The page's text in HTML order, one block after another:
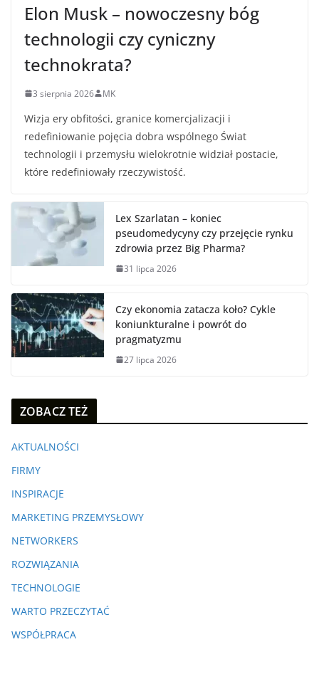
Elon Musk – nowoczesny bóg
technologii czy cyniczny
technokrata?
3 sierpnia 2026 MK
Wizja ery obfitości, granice komercjalizacji i
redefiniowanie pojęcia dobra wspólnego Świat
technologii i przemysłu wielokrotnie widział postacie,
które redefiniowały rzeczywistość.
Lex Szarlatan – koniec
pseudomedycyny czy przejęcie rynku
zdrowia przez Big Pharma?
31 lipca 2026
Czy ekonomia zatacza koło? Cykle
koniunkturalne i powrót do
pragmatyzmu
27 lipca 2026
ZOBACZ TEŻ
AKTUALNOŚCI
FIRMY
INSPIRACJE
MARKETING PRZEMYSŁOWY
NETWORKERS
ROZWIĄZANIA
TECHNOLOGIE
WARTO PRZECZYTAĆ
WSPÓŁPRACA